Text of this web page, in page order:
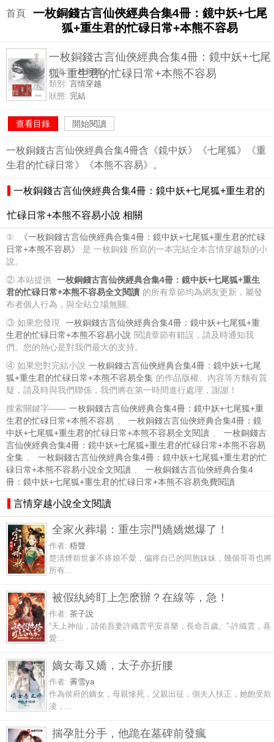
首頁
一枚銅錢古言仙俠經典合集4冊：鏡中妖+七尾
狐+重生君的忙碌日常+本熊不容易
一枚銅錢古言仙俠經典合集4冊：鏡中妖+七尾
狐+重生君的忙碌日常+本熊不容易
作者:一枚銅錢
類別: 言情穿越
狀態: 完結
查看目錄 開始閱讀
一枚銅錢古言仙俠經典合集4冊含《鏡中妖》《七尾狐》《重
生君的忙碌日常》《本熊不容易》。
一枚銅錢古言仙俠經典合集4冊：鏡中妖+七尾狐+重生君的
忙碌日常+本熊不容易小說 相關
①
《一枚銅錢古言仙俠經典合集4冊：鏡中妖+七尾狐+重生君的忙碌
日常+本熊不容易》
是 一枚銅錢 所寫的一本完結全本言情穿越類的小
說。
② 本站提供 一枚銅錢古言仙俠經典合集4冊：鏡中妖+七尾狐+重生
君的忙碌日常+本熊不容易全文閱讀 的所有章節均為網友更新，屬發
布者個人行為，與全站立場無關。
③ 如果您發現 一枚銅錢古言仙俠經典合集4冊：鏡中妖+七尾狐+重
生君的忙碌日常+本熊不容易小說 閱讀章節有錯誤，請及時通知我
們。您的熱心是對我們最大的支持。
④ 如果您對完結小說 一枚銅錢古言仙俠經典合集4冊：鏡中妖+七尾
狐+重生君的忙碌日常+本熊不容易全集 的作品版權、內容等方麵有質
疑，請及時與我們聯係，我們將在第一時間進行處理，謝謝！
搜索關鍵字—— 一枚銅錢古言仙俠經典合集4冊：鏡中妖+七尾狐+重
生君的忙碌日常+本熊不容易 、
一枚銅錢古言仙俠經典合集4冊：鏡
中妖+七尾狐+重生君的忙碌日常+本熊不容易全文閱讀 、
一枚銅錢古
言仙俠經典合集4冊：鏡中妖+七尾狐+重生君的忙碌日常+本熊不容易
全集 、
一枚銅錢古言仙俠經典合集4冊：鏡中妖+七尾狐+重生君的忙
碌日常+本熊不容易小說全文閱讀 、
一枚銅錢古言仙俠經典合集4
冊：鏡中妖+七尾狐+重生君的忙碌日常+本熊不容易免費閱讀
言情穿越小說全文閱讀
全家火葬場：重生宗門嬌嬌燃爆了！
作者: 梧聲
楚清煙前世爹不疼娘不愛，偏疼自己的同胞妹妹，幾個哥哥也將
所有...
被假紈絝盯上怎麽辦？在線等，急！
作者: 茶子說
“天上神仙，請佑吾妻許織雲平安喜樂，長命百歲。”-許織雲，喜
愛...
嫡女毒又嬌，太子亦折腰
作者: 霽雪ya
作為侯府的嫡女，母親慘死，父親出征，側夫人扶正，她飽受欺
淩，...
揣孕肚分手，他跪在墓碑前發瘋